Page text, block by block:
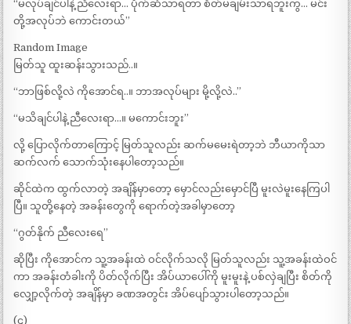
“မလုပ်ချင်ပါနဲ့ ညီလေးရာ… ပိုက်ဆံသာရတာ စိတ်မချမ်းသာရဘူးကွ… မင်း
တို့အလုပ်ဘဲ ကောင်းတယ်”
Random Image
မြတ်သူ ထူးဆန်းသွားသည်..။
“ဘာဖြစ်လို့လဲ ကိုအောင်ရ..။ ဘာအလုပ်များ မို့လို့လဲ..”
“မသိချင်ပါနဲ့ ညီလေးရာ…။ မကောင်းဘူး”
လို့ ပြောလိုက်တာကြောင့် မြတ်သူလည်း ဆက်မမေးရဲတာ့ဘဲ ဘီယာကိုသာ
ဆက်လက် သောက်သုံးနေပါတော့သည်။
ဆိုင်ထဲက ထွက်လာတဲ့ အချိန်မှာတော့ မှောင်လည်းမှောင်ပြီ မူးလဲမူးနေကြပါ
ပြီ။ သူတို့နေတဲ့ အခန်းတွေကို ရောက်တဲ့အခါမှာတော့
“ဂွတ်နိုက် ညီလေးရေ”
ဆိုပြီး ကိုအောင်က သူ့အခန်းထဲ ဝင်လိုက်သလို မြတ်သူလည်း သူ့အခန်းထဲဝင်
ကာ အခန်းတံခါးကို ပိတ်လိုက်ပြီး အိပ်ယာပေါ်ကို မူးမူးနဲ့ ပစ်လှဲချပြီး စိတ်ကို
လျှော့လိုက်တဲ့ အချိန်မှာ ခဏအတွင်း အိပ်ပျော်သွားပါတော့သည်။
(၄)